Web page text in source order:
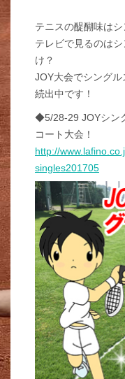
テニスの醍醐味はシ
テレビで見るのは
け？
JOY大会でシング
続出中です！
◆5/28-29 JOYシン
コート大会！
http://
singles201705